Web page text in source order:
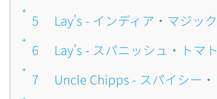
5
■Lay's - インディア・マジッ
6
■Lay's - スパニッシュ・トマ
7
■Uncle Chipps - スパイシー